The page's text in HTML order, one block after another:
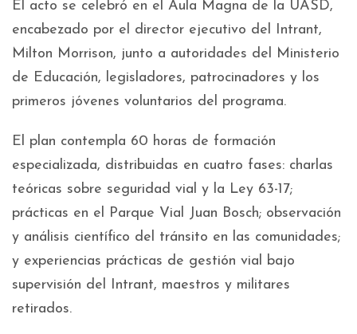
El acto se celebró en el Aula Magna de la UASD,
encabezado por el director ejecutivo del Intrant,
Milton Morrison, junto a autoridades del Ministerio
de Educación, legisladores, patrocinadores y los
primeros jóvenes voluntarios del programa.
El plan contempla 60 horas de formación
especializada, distribuidas en cuatro fases: charlas
teóricas sobre seguridad vial y la Ley 63-17;
prácticas en el Parque Vial Juan Bosch; observación
y análisis científico del tránsito en las comunidades;
y experiencias prácticas de gestión vial bajo
supervisión del Intrant, maestros y militares
retirados.